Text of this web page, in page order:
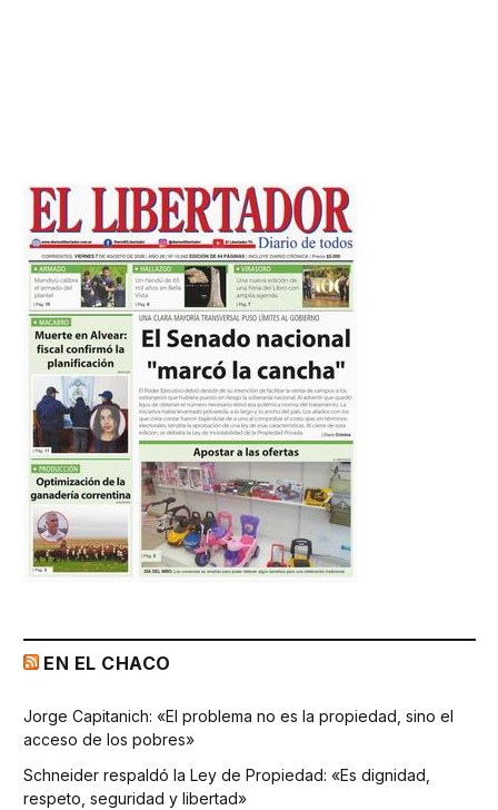
EN EL CHACO
Jorge Capitanich: «El problema no es la propiedad, sino el
acceso de los pobres»
Schneider respaldó la Ley de Propiedad: «Es dignidad,
respeto, seguridad y libertad»